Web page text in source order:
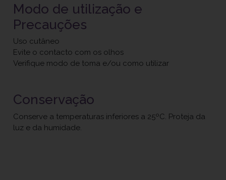
Modo de utilização e
Precauções
Uso cutâneo
Evite o contacto com os olhos
Verifique modo de toma e/ou como utilizar
Conservação
Conserve a temperaturas inferiores a 25ºC. Proteja da
luz e da humidade.